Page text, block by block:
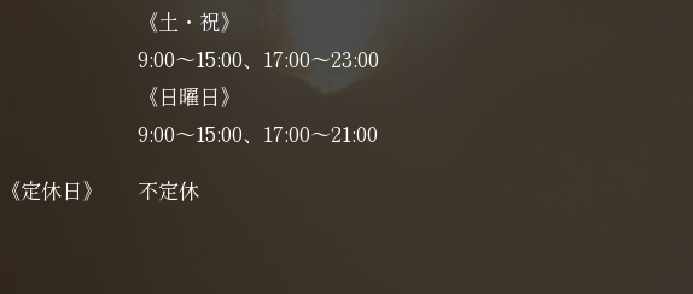
《土・祝》
9:00～15:00、17:00〜23:00
《日曜日》
9:00～15:00、17:00〜21:00
《定休日》
不定休